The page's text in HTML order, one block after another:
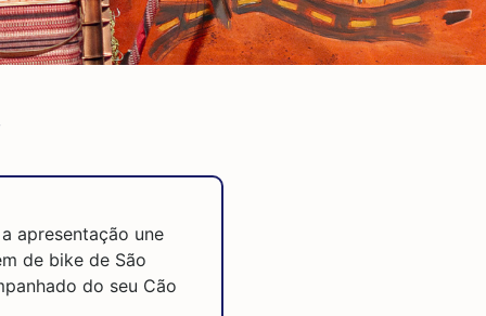
apresentação une
de bike de São
do seu Cão